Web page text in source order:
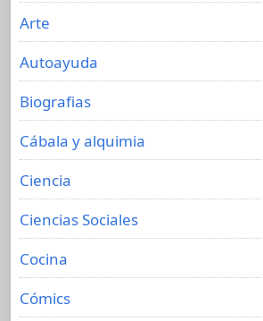
Arte
Autoayuda
Biografias
Cábala y alquimia
Ciencia
Ciencias Sociales
Cocina
Cómics